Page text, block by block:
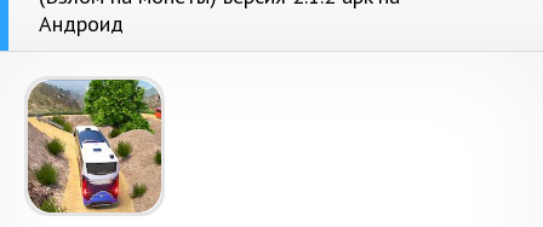
Андроид